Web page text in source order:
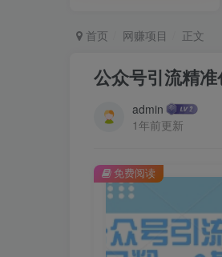
首页 网赚项目 正文
公众号引流精
admin
1年前更新
免费阅读